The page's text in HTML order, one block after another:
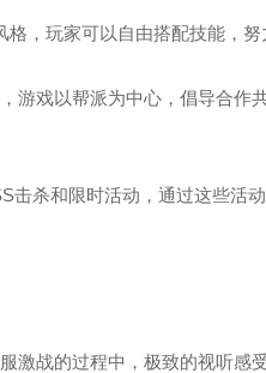
玩家可以自由搭配技能，努
戏以帮派为中心，倡导合作
杀和限时活动，通过这些活
战的过程中，极致的视听感受